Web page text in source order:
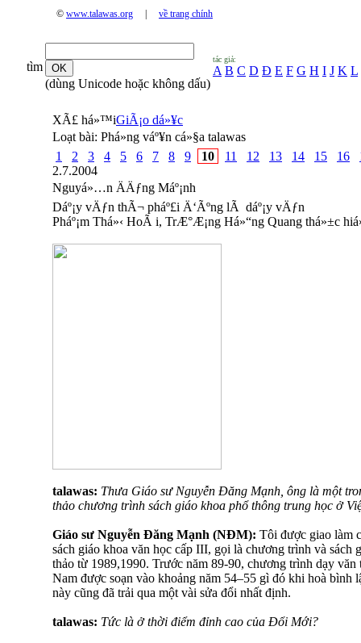
© www.talawas.org về trang chính
tìm
(dùng Unicode hoặc không dấu)
tác giả:
A B C D Đ E F G H I J K L
XÃ£ há»™iGiÃ¡o dá»¥c
Loạt bài: Phá»ng váº¥n cá»§a talawas
1
2 3 4 5 6 7 8 9 10 11 12 13 14 15 16
2.7.2004
Nguyá»…n ÄÄƒng Máº¡nh
Dáº¡y vÄƒn thÃ¬ pháº£i Ä‘Ãºng lÃ dáº¡y vÄƒn
Pháº¡m Thá»‹ HoÃ i, TrÆ°Æ¡ng Há»“ng Quang thá»±c
talawas: Thưa Giáo sư Nguyễn Đăng Mạnh, ông là một
thảo chương trình sách giáo khoa phổ thông trung học ở
Giáo sư Nguyễn Đăng Mạnh (NĐM): Tôi được giao làm
sách giáo khoa văn học cấp III, gọi là chương trình và sách
thảo từ 1989,1990. Trước năm 89-90, chương trình dạy
Nam được soạn vào khoảng năm 54–55 gì đó khi hoà bình
này cũng đã trải qua một vài sửa đổi nhất định.
talawas: Tức là ở thời điểm đỉnh cao của Đổi Mới?